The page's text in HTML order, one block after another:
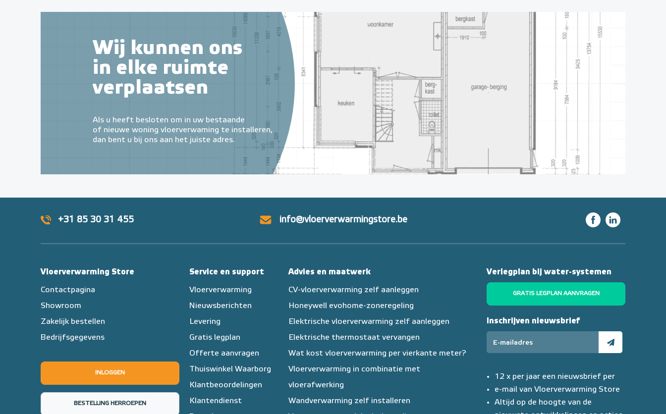
Wij kunnen ons
in elke ruimte
verplaatsen
Als u heeft besloten om in uw bestaande
of nieuwe woning vloerverwaming te installeren,
dan bent u bij ons aan het juiste adres.
+31 85 30 31 455 info@vloerverwarmingstore.be
Vloerverwarming Store
Contactpagina
Showroom
Zakelijk bestellen
Bedrijfsgegevens
INLOGGEN
BESTELLING HERROEPEN
Service en support
Vloerverwarming
Nieuwsberichten
Levering
Gratis legplan
Offerte aanvragen
Thuiswinkel Waarborg
Klantbeoordelingen
Klantendienst
Advies en maatwerk
CV-vloerverwarming zelf aanleggen
Honeywell evohome-zoneregeling
Elektrische vloerverwarming zelf aanleggen
Elektrische thermostaat vervangen
Wat kost vloerverwarming per vierkante meter?
Vloerverwarming in combinatie met
vloerafwerking
Wandverwarming zelf installeren
Verlegplan bij water-systemen
GRATIS LEGPLAN AANVRAGEN
Inschrijven nieuwsbrief
12 x per jaar een nieuwsbrief per
e-mail van Vloerverwarming Store
Altijd op de hoogte van de